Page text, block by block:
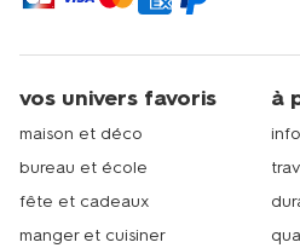
vos univers favoris
maison et déco
bureau et école
fête et cadeaux
manger et cuisiner
à